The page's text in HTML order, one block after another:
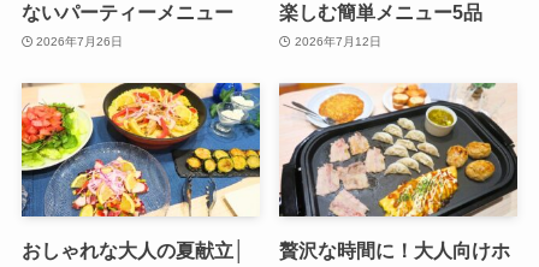
ないパーティーメニュー
2026年7月26日
楽しむ簡単メニュー5品
2026年7月12日
おしゃれな大人の夏献立│
贅沢な時間に！大人向けホ